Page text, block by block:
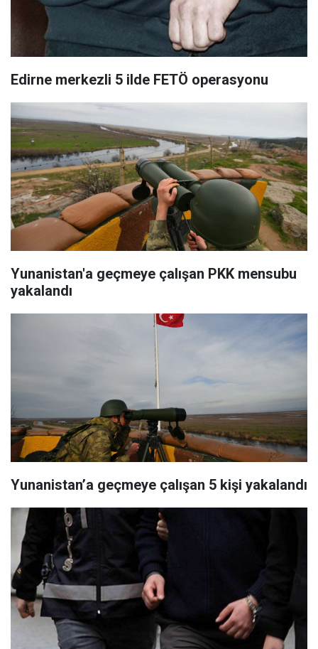
Edirne merkezli 5 ilde FETÖ operasyonu
Yunanistan'a geçmeye çalışan PKK mensubu
yakalandı
Yunanistan’a geçmeye çalışan 5 kişi yakalandı